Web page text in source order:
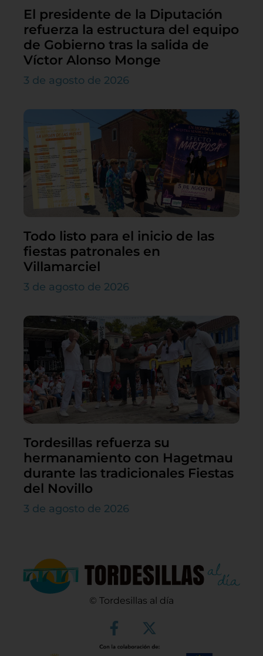
El presidente de la Diputación
refuerza la estructura del equipo
de Gobierno tras la salida de
Víctor Alonso Monge
3 de agosto de 2026
Todo listo para el inicio de las
fiestas patronales en
Villamarciel
3 de agosto de 2026
Tordesillas refuerza su
hermanamiento con Hagetmau
durante las tradicionales Fiestas
del Novillo
3 de agosto de 2026
© Tordesillas al día